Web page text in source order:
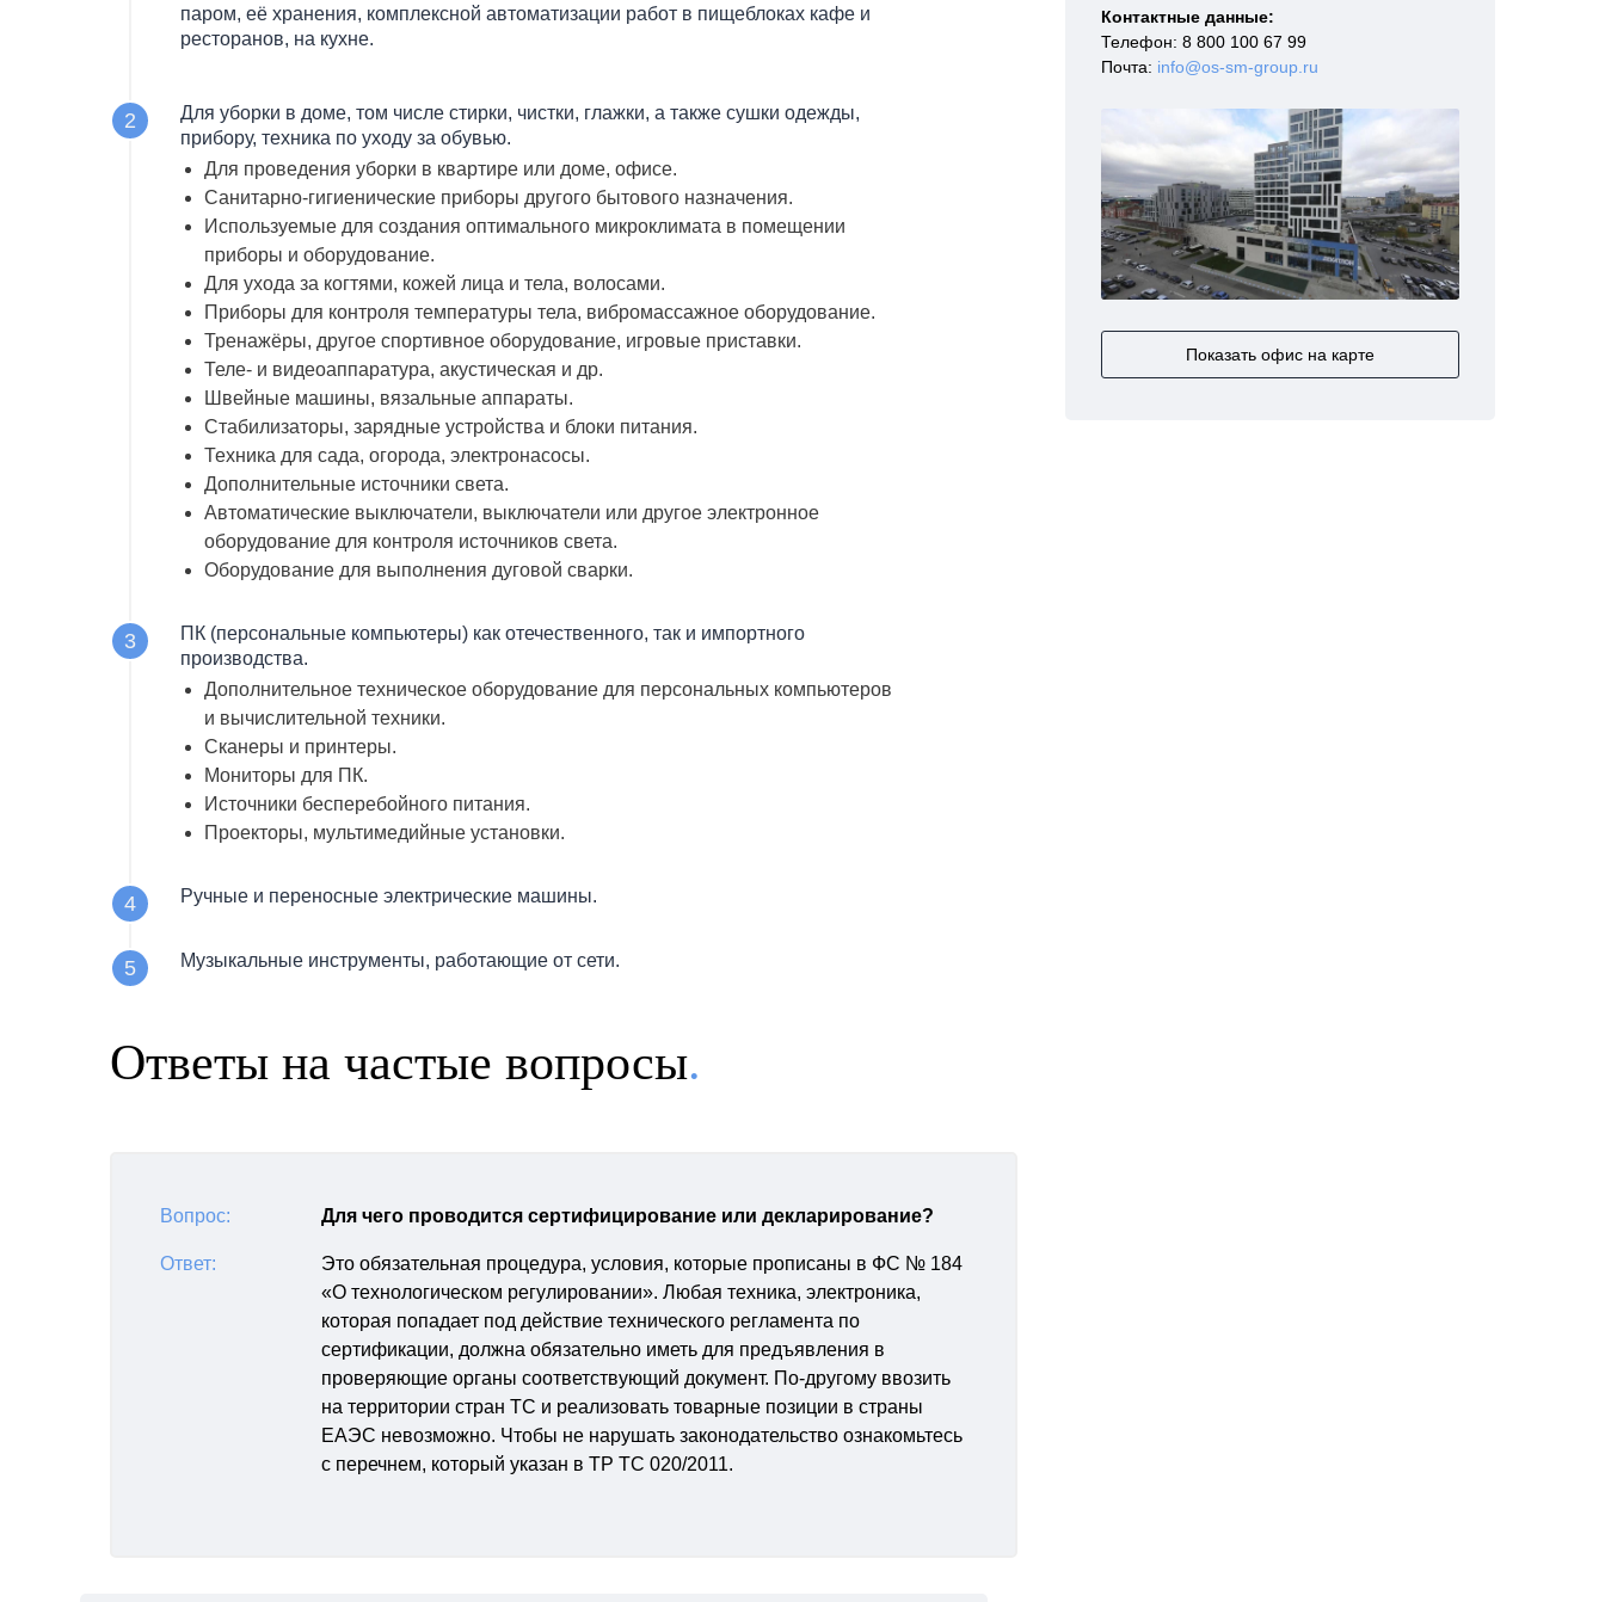
Контактные данные:
Телефон: 8 800 100 67 99
Почта: info@os-sm-group.ru
Показать офис на карте
паром, её хранения, комплексной автоматизации работ в пищеблоках кафе и
ресторанов, на кухне.
Для уборки в доме, том числе стирки, чистки, глажки, а также сушки одежды,
прибору, техника по уходу за обувью.
Для проведения уборки в квартире или доме, офисе.
Санитарно-гигиенические приборы другого бытового назначения.
Используемые для создания оптимального микроклимата в помещении
приборы и оборудование.
Для ухода за когтями, кожей лица и тела, волосами.
Приборы для контроля температуры тела, вибромассажное оборудование.
Тренажёры, другое спортивное оборудование, игровые приставки.
Теле- и видеоаппаратура, акустическая и др.
Швейные машины, вязальные аппараты.
Стабилизаторы, зарядные устройства и блоки питания.
Техника для сада, огорода, электронасосы.
Дополнительные источники света.
Автоматические выключатели, выключатели или другое электронное
оборудование для контроля источников света.
Оборудование для выполнения дуговой сварки.
ПК (персональные компьютеры) как отечественного, так и импортного
производства.
Дополнительное техническое оборудование для персональных компьютеров
и вычислительной техники.
Сканеры и принтеры.
Мониторы для ПК.
Источники бесперебойного питания.
Проекторы, мультимедийные установки.
Ручные и переносные электрические машины.
Музыкальные инструменты, работающие от сети.
Ответы на частые вопросы.
Вопрос: Для чего проводится сертифицирование или декларирование?
Ответ:
Это обязательная процедура, условия, которые прописаны в ФС № 184
«О технологическом регулировании». Любая техника, электроника,
которая попадает под действие технического регламента по
сертификации, должна обязательно иметь для предъявления в
проверяющие органы соответствующий документ. По-другому ввозить
на территории стран ТС и реализовать товарные позиции в страны
ЕАЭС невозможно. Чтобы не нарушать законодательство ознакомьтесь
с перечнем, который указан в ТР ТС 020/2011.